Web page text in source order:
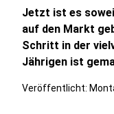
Jetzt ist es
auf den Markt
Schritt in der
Jährigen ist
Veröffentlicht: